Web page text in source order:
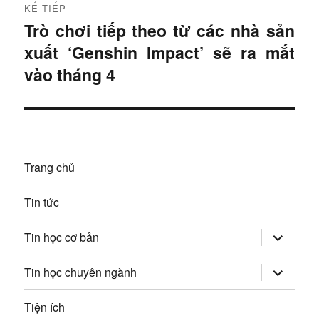
ư
ớ
n
g
à
i
v
i
ế
t
c
:
KẾ TIẾP
B
à
i
i
p
:
Trò chơi tiếp theo từ các nhà sản
xuất ‘Genshin Impact’ sẽ ra mắt
vào tháng 4
Trang chủ
Tin tức
Tin học cơ bản mở
rộng
trình
đơn
con
Tin học chuyên ngành mở
rộng
trình
Tiện ích